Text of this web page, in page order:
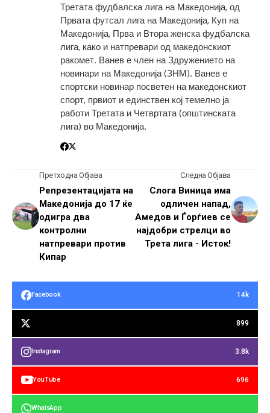
Третата фудбалска лига на Македонија, од
Првата футсал лига на Македонија, Куп на
Македонија, Прва и Втора женска фудбалска
лига, како и натпревари од македонскиот
ракомет. Ванев е член на Здружението на
новинари на Македонија (ЗНМ). Ванев е
спортски новинар посветен на македонскиот
спорт, првиот и единствен кој темелно ја
работи Третата и Четвртата (општинската
лига) во Македонија.
Претходна Објава
Репрезентацијата на
Македонија до 17 ќе
одигра два
контролни
натпревари против
Кипар
Следна Објава
Слога Виница има
одличен напад,
Амедов и Ѓорѓиев се
најдобри стрелци во
Трета лига - Исток!
Facebook 14k
899
Instagram 3.8k
YouTube 696
WhatsApp